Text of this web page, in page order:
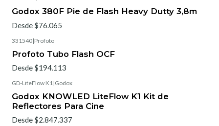
Godox 380F Pie de Flash Heavy Dutty 3,8m
Desde $76.065
331540|Profoto
Profoto Tubo Flash OCF
Desde $194.113
GD-LiteFlow K1 |Godox
Godox KNOWLED LiteFlow K1 Kit de
Reflectores Para Cine
Desde $2.847.337